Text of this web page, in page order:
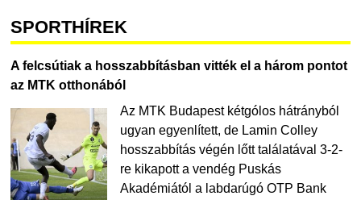
SPORTHÍREK
A felcsútiak a hosszabbításban vitték el a három pontot
az MTK otthonából
Az MTK Budapest kétgólos hátrányból
ugyan egyenlített, de Lamin Colley
hosszabbítás végén lőtt találatával 3-2-
re kikapott a vendég Puskás
Akadémiától a labdarúgó OTP Bank